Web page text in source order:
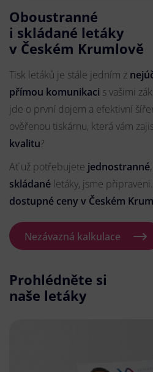
Oboustranné
i skládané letáky
v Českém Krumlově
Tisk letáků je stále jedním z
přímou komunikaci s vašimi
jde o první dojem a efektivní
ověřenou tiskárnu, která vám
kvalitu?
Ať už potřebujete jednostranné,
skládané letáky, jsme
dostupné ceny v Českém
Nezávazná kalkulace
Prohlédněte si
naše letáky